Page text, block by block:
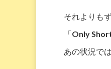
それよりも
「Only
あの状況で